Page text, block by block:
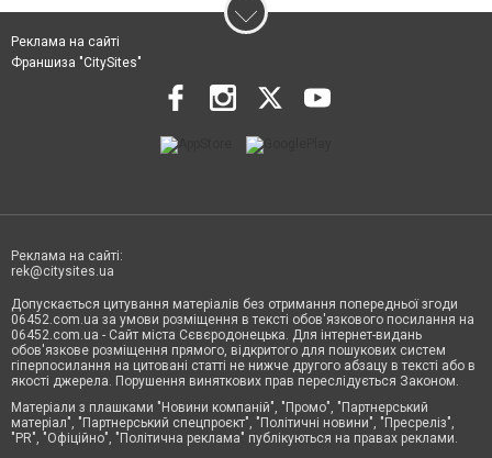
Реклама на сайті
Франшиза "CitySites"
Реклама на сайті:
rek@citysites.ua
Допускається цитування матеріалів без отримання попередньої згоди
06452.com.ua за умови розміщення в тексті обов'язкового посилання на
06452.com.ua - Сайт міста Сєвєродонецька. Для інтернет-видань
обов'язкове розміщення прямого, відкритого для пошукових систем
гіперпосилання на цитовані статті не нижче другого абзацу в тексті або в
якості джерела. Порушення виняткових прав переслідується Законом.
Матеріали з плашками "Новини компаній", "Промо", "Партнерський
матеріал", "Партнерський спецпроєкт", "Політичні новини", "Пресреліз",
"PR", "Офіційно", "Політична реклама" публікуються на правах реклами.